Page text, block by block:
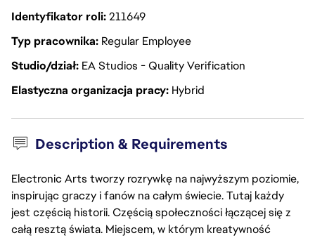
Identyfikator roli211649
Typ pracownika Regular Employee
Studio/dział EA Studios - Quality Verification
Elastyczna organizacja pracy Hybrid
Description & Requirements
Electronic Arts tworzy rozrywkę na najwyższym poziomie,
inspirując graczy i fanów na całym świecie. Tutaj każdy
jest częścią historii. Częścią społeczności łączącej się z
całą resztą świata. Miejscem, w którym kreatywność